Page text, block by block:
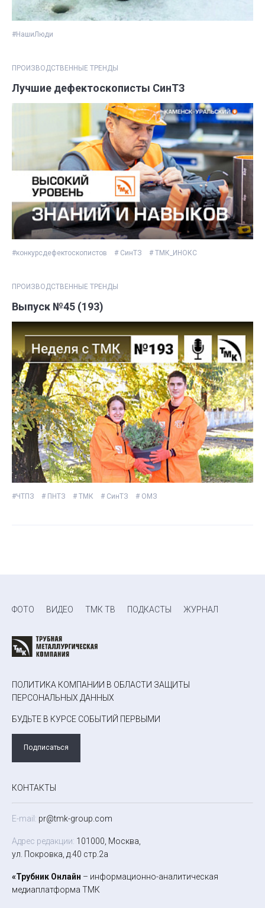
#НашиЛюди
ПРОИЗВОДСТВЕННЫЕ ТРЕНДЫ
Лучшие дефектоскописты СинТЗ
#конкурсдефектоскопистов # СинТЗ # ТМК_ИНОКС
ПРОИЗВОДСТВЕННЫЕ ТРЕНДЫ
Выпуск №45 (193)
#ЧТПЗ # ПНТЗ # ТМК # СинТЗ # ОМЗ
ФОТО ВИДЕО ТМК ТВ ПОДКАСТЫ ЖУРНАЛ
ПОЛИТИКА КОМПАНИИ В ОБЛАСТИ ЗАЩИТЫ
ПЕРСОНАЛЬНЫХ ДАННЫХ
БУДЬТЕ В КУРСЕ СОБЫТИЙ ПЕРВЫМИ
Подписаться
КОНТАКТЫ
E-mail: pr@tmk-group.com
Адрес редакции: 101000, Москва,
ул. Покровка, д.40 стр.2а
«Трубник Онлайн – информационно-аналитическая
медиаплатформа ТМК